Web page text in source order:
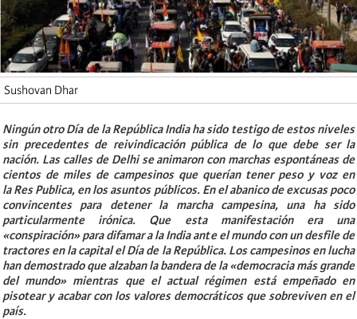
Sushovan Dhar
Ningún otro Día de la República India ha sido testigo de estos niveles
sin precedentes de reivindicación pública de lo que debe ser la
nación. Las calles de Delhi se animaron con marchas espontáneas de
cientos de miles de campesinos que querían tener peso y voz en
la Res Publica, en los asuntos públicos. En el abanico de excusas poco
convincentes para detener la marcha campesina, una ha sido
particularmente irónica. Que esta manifestación era una
«conspiración» para difamar a la India ante el mundo con un desfile de
tractores en la capital el Día de la República. Los campesinos en lucha
han demostrado que alzaban la bandera de la «democracia más grande
del mundo» mientras que el actual régimen está empeñado en
pisotear y acabar con los valores democráticos que sobreviven en el
país.